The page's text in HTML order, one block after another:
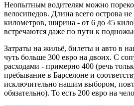
Неопытным водителям можно
велосипедов. Длина всего острова
километров, ширина - от 6 до 45
встречаются даже по пути к
Затраты на жильё, билеты и авто в
чуть больше 300 евро на двоих. С
расходами - примерно 400 (речь
пребывание в Барселоне и
исключительно нашим выбором,
обязательно). То есть 200 евро на